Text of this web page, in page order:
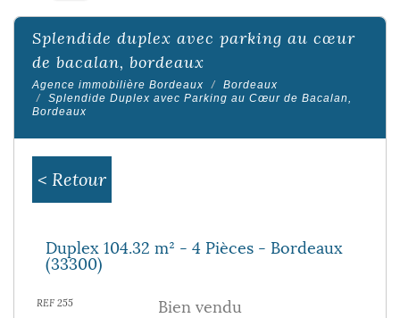
splendide duplex avec parking au cœur
de bacalan, bordeaux
Agence immobilière Bordeaux
Bordeaux
Splendide Duplex avec Parking au Cœur de Bacalan,
Bordeaux
< Retour
Duplex 104.32 m² - 4 Pièces - Bordeaux
(33300)
REF 255 Bien vendu